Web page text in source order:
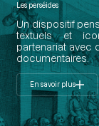
Les perséides
Un dispositif
textuels et
partenariat avec
documentaires.
En savoir plus